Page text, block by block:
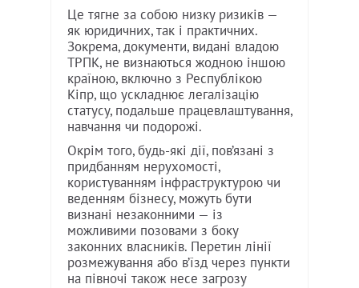
Це тягне за собою низку ризиків —
як юридичних, так і практичних.
Зокрема, документи, видані владою
ТРПК, не визнаються жодною іншою
країною, включно з Республікою
Кіпр, що ускладнює легалізацію
статусу, подальше працевлаштування,
навчання чи подорожі.
Окрім того, будь-які дії, пов’язані з
придбанням нерухомості,
користуванням інфраструктурою чи
веденням бізнесу, можуть бути
визнані незаконними — із
можливими позовами з боку
законних власників. Перетин лінії
розмежування або в’їзд через пункти
на півночі також несе загрозу